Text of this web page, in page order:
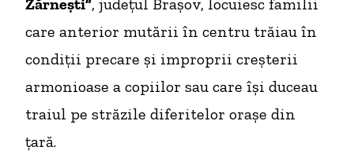
care anterior mutării în centru trăiau în
condiții precare și improprii creșterii
armonioase a copiilor sau care își duceau
traiul pe străzile diferitelor orașe din
țară.